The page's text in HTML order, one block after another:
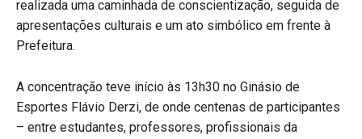
realizada uma caminhada de conscientização, seguida de
apresentações culturais e um ato simbólico em frente à
Prefeitura.
A concentração teve início às 13h30 no Ginásio de
Esportes Flávio Derzi, de onde centenas de participantes
– entre estudantes, professores, profissionais da